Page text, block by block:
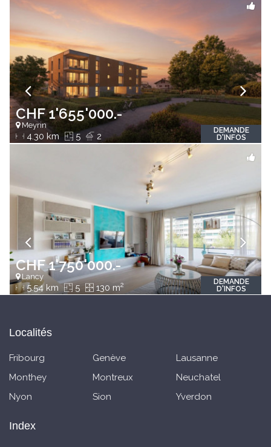
CHF 1'655'000.-
Meyrin
4.30 km 5 2
DEMANDE
D'INFOS
CHF 1'750'000.-
Lancy
5.54 km 5 130 m2
DEMANDE
D'INFOS
Localités
Fribourg Genève
Lausanne
Monthey
Montreux
Neuchatel
Nyon
Sion Yverdon
Index